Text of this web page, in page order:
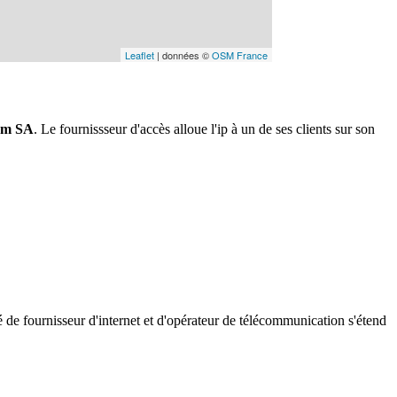
Leaflet | données ©OSM France
SA. Le fournissseur d'accès alloue l'ip à un de ses clients sur son
fournisseur d'internet et d'opérateur de télécommunication s'étend